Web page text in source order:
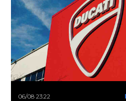
06/08 23:22